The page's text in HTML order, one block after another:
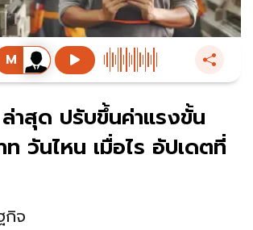
าสุด ปรับขึ้นค่าแรงขั้น
วันไหน เมื่อไร อัปเดตที่
กิจ